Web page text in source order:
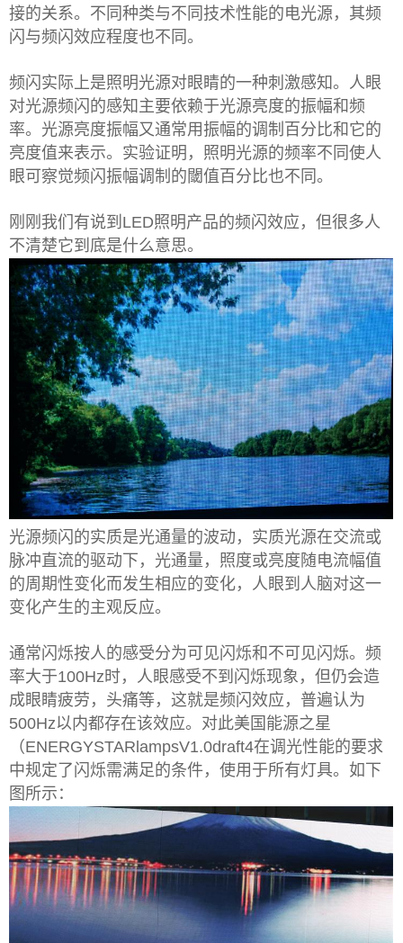
接的关系。不同种类与不同技术性能的电光源，其频
闪与频闪效应程度也不同。
频闪实际上是照明光源对眼睛的一种刺激感知。人眼
对光源频闪的感知主要依赖于光源亮度的振幅和频
率。光源亮度振幅又通常用振幅的调制百分比和它的
亮度值来表示。实验证明，照明光源的频率不同使人
眼可察觉频闪振幅调制的閾值百分比也不同。
刚刚我们有说到LED照明产品的频闪效应，但很多人
不清楚它到底是什么意思。
光源频闪的实质是光通量的波动，实质光源在交流或
脉冲直流的驱动下，光通量，照度或亮度随电流幅值
的周期性变化而发生相应的变化，人眼到人脑对这一
变化产生的主观反应。
通常闪烁按人的感受分为可见闪烁和不可见闪烁。频
率大于100Hz时，人眼感受不到闪烁现象，但仍会造
成眼睛疲劳，头痛等，这就是频闪效应，普遍认为
500Hz以内都存在该效应。对此美国能源之星
（ENERGYSTARlampsV1.0draft4在调光性能的要求
中规定了闪烁需满足的条件，使用于所有灯具。如下
图所示：